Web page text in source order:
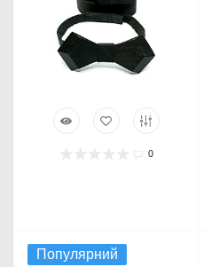
0
Популярний